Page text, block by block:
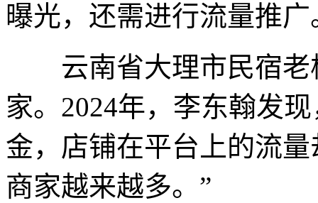
曝光，还需进行流量推广
云南省大理市民宿老
家。2024年，李东翰发
金，店铺在平台上的流
商家越来越多。”